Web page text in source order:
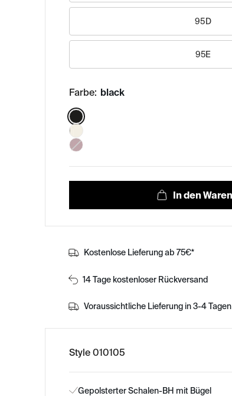
95D
95E
Farbe: black
Color:
Kostenlose Lieferung ab 75€*
14 Tage kostenloser Rückversand
Voraussichtliche Lieferung in 3-4 Tagen
Style 010105
Gepolsterter Schalen-BH mit Bügel